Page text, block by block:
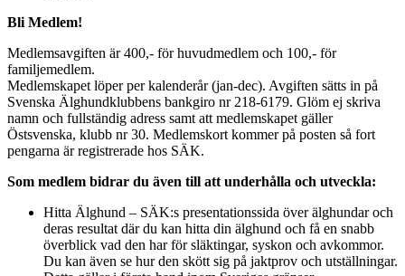
Bli Medlem!
Medlemsavgiften är 400,- för huvudmedlem och 100,- för
familjemedlem.
Medlemskapet löper per kalenderår (jan-dec). Avgiften sätts in på
Svenska Älghundklubbens bankgiro nr 218-6179. Glöm ej skriva
namn och fullständig adress samt att medlemskapet gäller
Östsvenska, klubb nr 30. Medlemskort kommer på posten så fort
pengarna är registrerade hos SÄK.
Som medlem bidrar du även till att underhålla och utveckla:
Hitta Älghund – SÄK:s presentationssida över älghundar och
deras resultat där du kan hitta din älghund och få en snabb
överblick vad den har för släktingar, syskon och avkommor.
Du kan även se hur den skött sig på jaktprov och utställningar.